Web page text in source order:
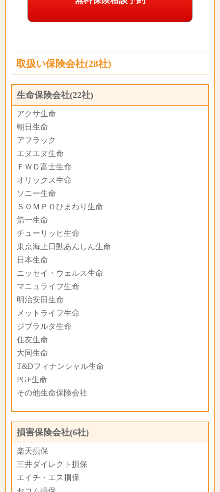
取扱い保険会社(28社)
生命保険会社(22社)
アクサ生命
朝日生命
アフラック
エヌエヌ生命
ＦＷＤ富士生命
オリックス生命
ソニー生命
ＳＯＭＰＯひまわり生命
第一生命
チューリッヒ生命
東京海上日動あんしん生命
日本生命
ニッセイ・ウェルス生命
マニュライフ生命
明治安田生命
メットライフ生命
ジブラルタ生命
住友生命
大同生命
T&Dフィナンシャル生命
PGF生命
その他生命保険会社
損害保険会社(6社)
楽天損保
三井ダイレクト損保
エイチ・エス損保